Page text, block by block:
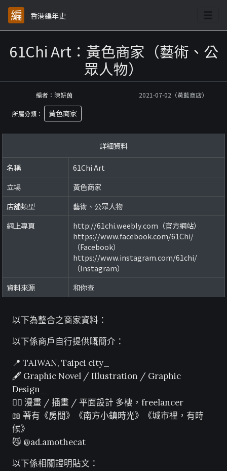
香港編年史
61Chi Art：黃色商家（藝術、公
眾人物）
編者：陳妍茵 2021-07-02（黃藍商店）
所屬分類： 黃色商家
詳細資料
名稱
61Chi Art
立場
黃色商家
店舖類型
藝術、公眾人物
網上專頁
http://61chi.weebly.com（官方網站）
https://www.facebook.com/61Chi/
（Facebook）
https://www.instagram.com/61chi/
（Instagram）
資料來源
和你查
以下為整合之商家資料：
以下係商戶自行提供嘅簡介：
📍 TAIWAN, Taipei city_
🖋 Graphic Novel / Illustration / Graphic
Design_
✍🏻 漫畫 / 插畫 / 平面設計 多棲，freelancer
📖 著有《房間》《南方小鎮時光》《城市裡，有時
候》
😼 @ad.amothecat
以下係相關證明貼文：